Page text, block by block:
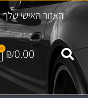
האזור האישי שלך
₪0.00
0